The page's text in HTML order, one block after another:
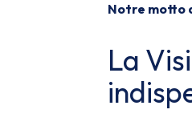
Notre motto
La